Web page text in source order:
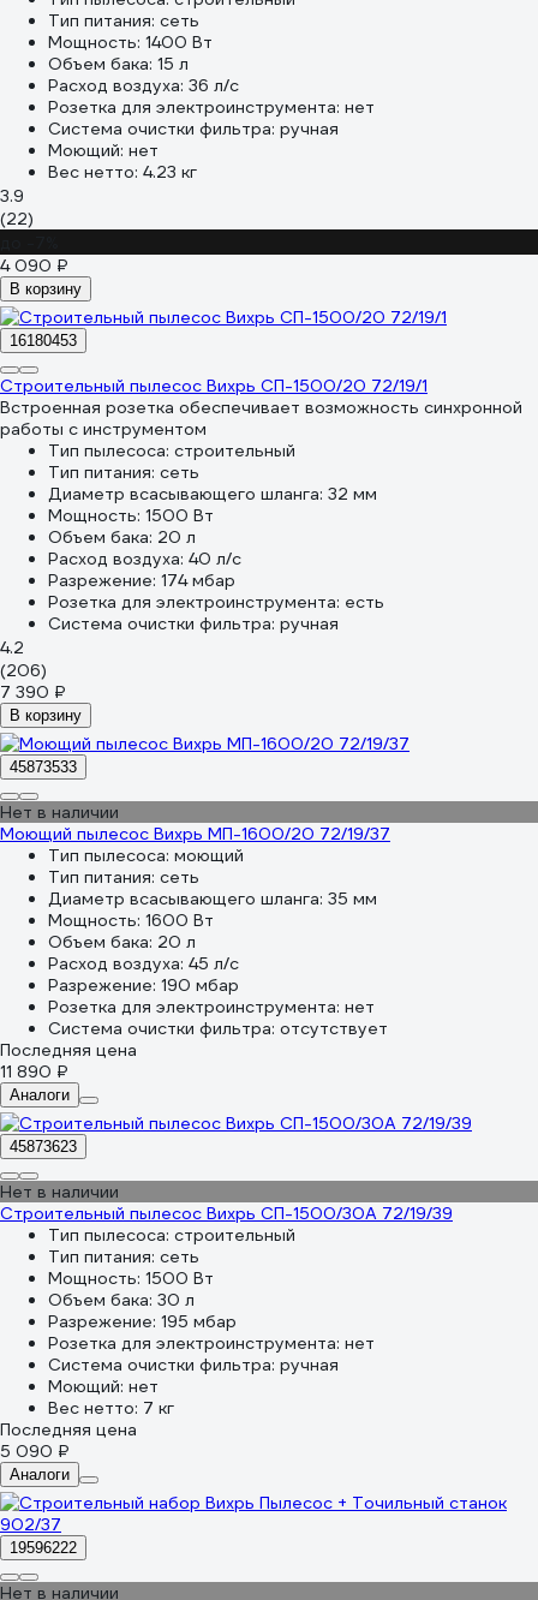
Тип питания: сеть
Мощность: 1400 Вт
Объем бака: 15 л
Расход воздуха: 36 л/с
Розетка для электроинструмента: нет
Система очистки фильтра: ручная
Моющий: нет
Вес нетто: 4.23 кг
3.9
(22)
4 090 ₽
В корзину
16180453
Строительный пылесос Вихрь СП-1500/20 72/19/1
Встроенная розетка обеспечивает возможность синхронной
работы с инструментом
Тип пылесоса: строительный
Тип питания: сеть
Диаметр всасывающего шланга: 32 мм
Мощность: 1500 Вт
Объем бака: 20 л
Расход воздуха: 40 л/с
Разрежение: 174 мбар
Розетка для электроинструмента: есть
Система очистки фильтра: ручная
4.2
(206)
7 390 ₽
В корзину
45873533
Нет в наличии
Моющий пылесос Вихрь МП-1600/20 72/19/37
Тип пылесоса: моющий
Тип питания: сеть
Диаметр всасывающего шланга: 35 мм
Мощность: 1600 Вт
Объем бака: 20 л
Расход воздуха: 45 л/с
Разрежение: 190 мбар
Розетка для электроинструмента: нет
Система очистки фильтра: отсутствует
Последняя цена
11 890 ₽
Аналоги
45873623
Нет в наличии
Строительный пылесос Вихрь СП-1500/30А 72/19/39
Тип пылесоса: строительный
Тип питания: сеть
Мощность: 1500 Вт
Объем бака: 30 л
Разрежение: 195 мбар
Розетка для электроинструмента: нет
Система очистки фильтра: ручная
Моющий: нет
Вес нетто: 7 кг
Последняя цена
5 090 ₽
Аналоги
19596222
Нет в наличии